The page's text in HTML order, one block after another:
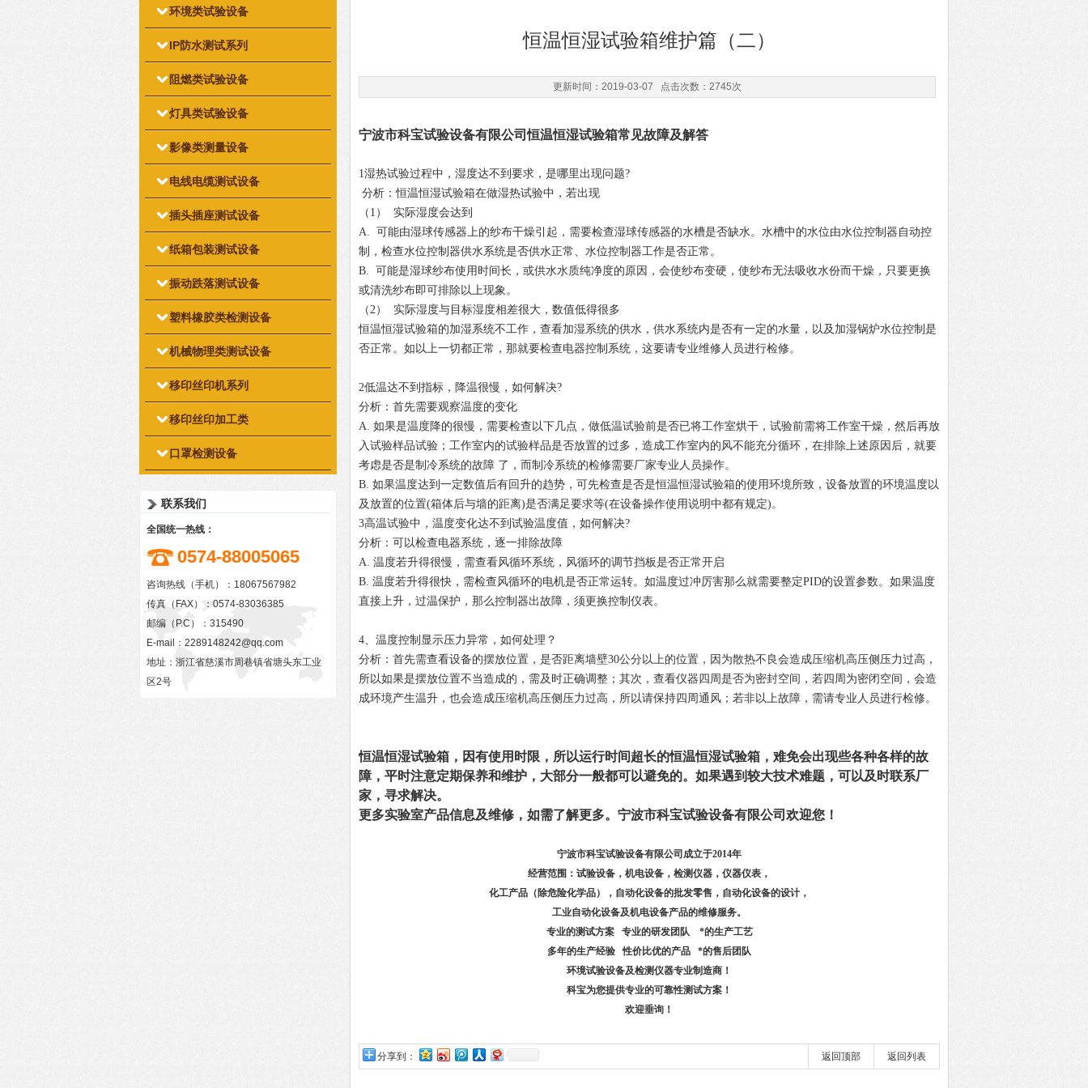
环境类试验设备
IP防水测试系列
阻燃类试验设备
灯具类试验设备
影像类测量设备
电线电缆测试设备
插头插座测试设备
纸箱包装测试设备
振动跌落测试设备
塑料橡胶类检测设备
机械物理类测试设备
移印丝印机系列
移印丝印加工类
口罩检测设备
联系我们
全国统一热线：
0574-88005065
咨询热线（手机）：18067567982
传真（FAX）：0574-83036385
邮编（P.C）：315490
E-mail： 2289148242@qq.com
地址：浙江省慈溪市周巷镇省塘头东工业
区2号
恒温恒湿试验箱维护篇（二）
更新时间：2019-03-07 点击次数：2745次
宁波市科宝试验设备有限公司恒温恒湿试验箱常见故障及解答
1湿热试验过程中，湿度达不到要求，是哪里出现问题?
分析：恒温恒湿试验箱在做湿热试验中，若出现
（1） 实际湿度会达到
A. 可能由湿球传感器上的纱布干燥引起，需要检查湿球传感器的水槽是否缺水。水槽中的水位由水位控制器自动控
制，检查水位控制器供水系统是否供水正常、水位控制器工作是否正常。
B. 可能是湿球纱布使用时间长，或供水水质纯净度的原因，会使纱布变硬，使纱布无法吸收水份而干燥，只要更换
或清洗纱布即可排除以上现象。
（2） 实际湿度与目标湿度相差很大，数值低得很多
恒温恒湿试验箱的加湿系统不工作，查看加湿系统的供水，供水系统内是否有一定的水量，以及加湿锅炉水位控制是
否正常。如以上一切都正常，那就要检查电器控制系统，这要请专业维修人员进行检修。
2低温达不到指标，降温很慢，如何解决?
分析：首先需要观察温度的变化
A. 如果是温度降的很慢，需要检查以下几点，做低温试验前是否已将工作室烘干，试验前需将工作室干燥，然后再放
入试验样品试验；工作室内的试验样品是否放置的过多，造成工作室内的风不能充分循环，在排除上述原因后，就要
考虑是否是制冷系统的故障 了，而制冷系统的检修需要厂家专业人员操作。
B. 如果温度达到一定数值后有回升的趋势，可先检查是否是恒温恒湿试验箱的使用环境所致，设备放置的环境温度以
及放置的位置(箱体后与墙的距离)是否满足要求等(在设备操作使用说明中都有规定)。
3高温试验中，温度变化达不到试验温度值，如何解决?
分析：可以检查电器系统，逐一排除故障
A. 温度若升得很慢，需查看风循环系统，风循环的调节挡板是否正常开启
B. 温度若升得很快，需检查风循环的电机是否正常运转。如温度过冲厉害那么就需要整定PID的设置参数。如果温度
直接上升，过温保护，那么控制器出故障，须更换控制仪表。
4、温度控制显示压力异常，如何处理？
分析：首先需查看设备的摆放位置，是否距离墙壁30公分以上的位置，因为散热不良会造成压缩机高压侧压力过高，
所以如果是摆放位置不当造成的，需及时正确调整；其次，查看仪器四周是否为密封空间，若四周为密闭空间，会造
成环境产生温升，也会造成压缩机高压侧压力过高，所以请保持四周通风；若非以上故障，需请专业人员进行检修。
恒温恒湿试验箱，因有使用时限，所以运行时间超长的恒温恒湿试验箱，难免会出现些各种各样的故
障，平时注意定期保养和维护，大部分一般都可以避免的。如果遇到较大技术难题，可以及时联系厂
家，寻求解决。
更多实验室产品信息及维修，如需了解更多。宁波市科宝试验设备有限公司欢迎您！
宁波市科宝试验设备有限公司成立于2014年
经营范围：试验设备，机电设备，检测仪器，仪器仪表，
化工产品（除危险化学品），自动化设备的批发零售，自动化设备的设计，
工业自动化设备及机电设备产品的维修服务。
专业的测试方案 专业的研发团队 *的生产工艺
多年的生产经验 性价比优的产品 *的售后团队
环境试验设备及检测仪器专业制造商！
科宝为您提供专业的可靠性测试方案！
欢迎垂询！
分享到： 返回列表
返回顶部